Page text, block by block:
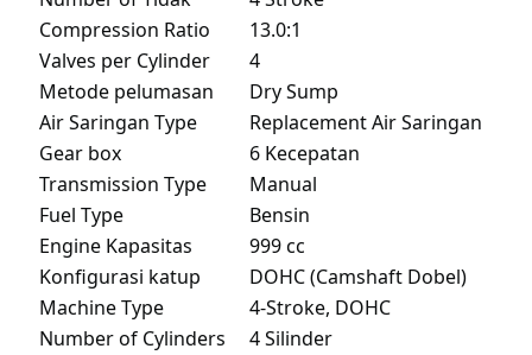
Compression Ratio
13.0:1
Valves per Cylinder
4
Metode pelumasan
Dry Sump
Air Saringan Type
Replacement Air Saringan
Gear box
6 Kecepatan
Transmission Type
Manual
Fuel Type
Bensin
Engine Kapasitas
999 cc
Konfigurasi katup
DOHC (Camshaft Dobel)
Machine Type
4-Stroke, DOHC
Number of Cylinders
4 Silinder